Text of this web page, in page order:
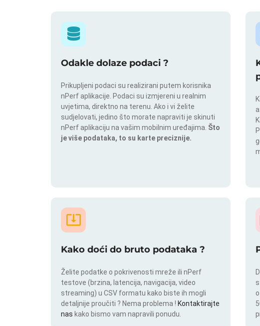
Odakle dolaze podaci ?
Prikupljeni podaci su realizirani putem korisnika
nPerf aplikacije. Podaci su izmjereni u realnim
uvjetima, direktno na terenu. Ako i vi želite
sudjelovati, jedino što morate napraviti je skinuti
nPerf aplikaciju na vašim mobilnim uređajima. Što
je više podataka, to su karte preciznije.
Kako doći do bruto podataka ?
Želite podatke o pokrivenosti mreže ili nPerf
testove (brzina, latencija, navigacija, video
streaming) u CSV formatu kako biste ih mogli
detaljnije proučiti ? Nema problema ! Kontaktirajte
nas kako bismo vam napravili ponudu.